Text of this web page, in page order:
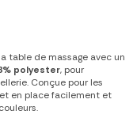
table de massage avec un
polyester, pour
Conçue pour les
en place facilement et